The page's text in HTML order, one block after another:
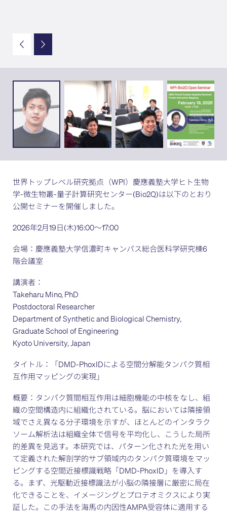
世界トップレベル研究拠点（WPI）慶應義塾大学ヒト生物
学-微生物叢-量子計算研究センター(Bio2Q)は以下のとおり
公開セミナーを開催しました。
2026年2月19日(木)16:00～17:00
会場：慶應義塾大学信濃町キャンパス総合医科学研究棟6
階会議室
講演者：
Takeharu Mino, PhD
Postdoctoral Researcher
Department of Synthetic and Biological Chemistry,
Graduate School of Engineering
Kyoto University, Japan
タイトル：「DMD-PhoxIDによる空間分解能タンパク質相
互作用マッピングの実現」
概要：タンパク質間相互作用は細胞機能の中核をなし、組
織の空間構造内に組織化されている。脳においては隣接領
域でさえ異なる分子環境を示すが、ほとんどのインタラク
ソーム解析法は組織全体で信号を平均化し、こうした局所
的差異を見逃す。本研究では、パターン化された光を用い
て定義された解剖学的サブ領域内のタンパク質環境をマッ
ピングする空間近接標識戦略「DMD-PhoxID」を導入す
る。まず、光駆動近接標識法が小脳の隣接層に厳密に局在
化できることを、イメージングとプロテオミクスにより実
証した。この手法を海馬の内因性AMPA受容体に適用する